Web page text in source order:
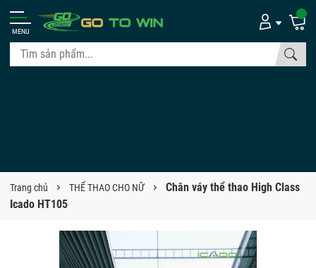
MENU
Trang chủ THỂ THAO CHO NỮ
Chân váy thể thao High Class
Icado HT105